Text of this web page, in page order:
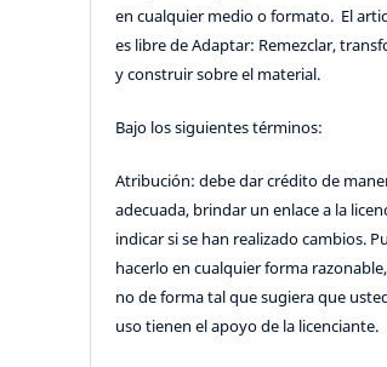
en cualquier medio o formato. El
es libre de Adaptar: Remezclar,
y construir sobre el material.
Bajo los siguientes términos:
Atribución: debe dar crédito de
adecuada, brindar un enlace a la
indicar si se han realizado cambios.
hacerlo en cualquier forma
no de forma tal que sugiera que
uso tienen el apoyo de la licenciante.